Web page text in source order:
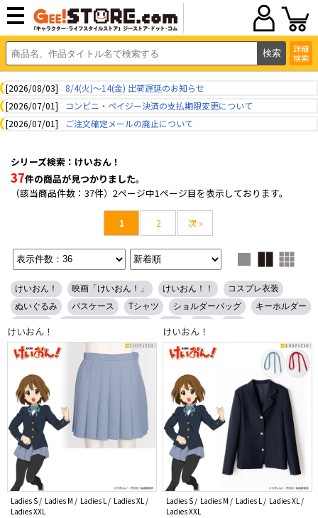
詳細
検索
[2026/08/03]
8/4(火)～14(金) 出荷遅延のお知らせ
[2026/07/01]
コンビニ・ペイジー決済の支払期限変更について
[2026/07/01]
ご注文確定メールの廃止について
シリーズ検索：けいおん！
37件の商品が見つかりました。
（該当商品件数：37件）2ページ中1ページ目を表示しております。
1 2 次 »
けいおん！ 映画「けいおん！」 けいおん！！
コスプレ衣装
ぬいぐるみ
パスケース Tシャツ ショルダーバッグ
キーホルダー
けいおん！
Ladies S / Ladies M / Ladies L / Ladies XL /
Ladies XXL
けいおん！
Ladies S / Ladies M / Ladies L / Ladies XL /
Ladies XXL